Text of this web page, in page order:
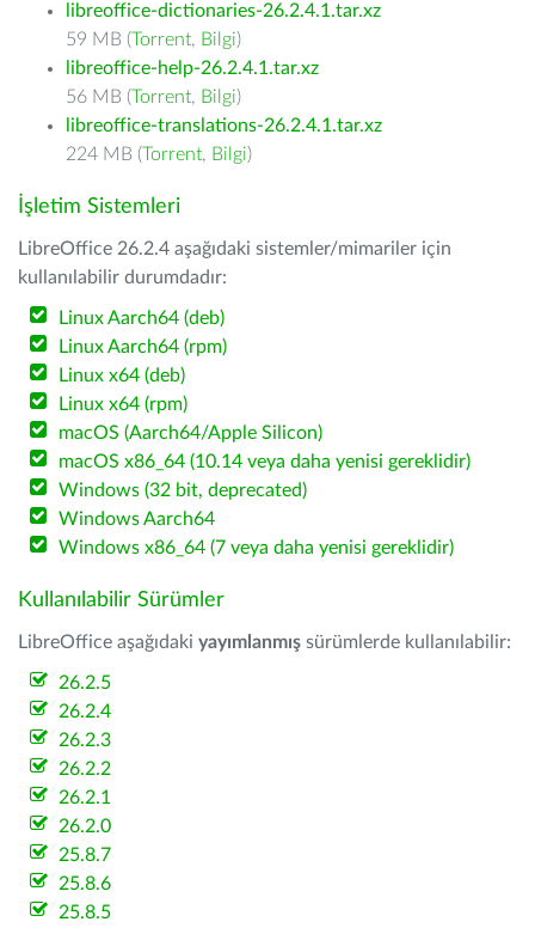
libreoffice-dictionaries-26.2.4.1.tar.xz
59 MB (Torrent, Bilgi)
libreoffice-help-26.2.4.1.tar.xz
56 MB (Torrent, Bilgi)
libreoffice-translations-26.2.4.1.tar.xz
224 MB (Torrent, Bilgi)
İşletim Sistemleri
LibreOffice 26.2.4 aşağıdaki sistemler/mimariler için
kullanılabilir durumdadır:
Linux Aarch64 (deb)
Linux Aarch64 (rpm)
Linux x64 (deb)
Linux x64 (rpm)
macOS (Aarch64/Apple Silicon)
macOS x86_64 (10.14 veya daha yenisi gereklidir)
Windows (32 bit, deprecated)
Windows Aarch64
Windows x86_64 (7 veya daha yenisi gereklidir)
Kullanılabilir Sürümler
LibreOffice aşağıdaki yayımlanmış sürümlerde kullanılabilir:
26.2.5
26.2.4
26.2.3
26.2.2
26.2.1
26.2.0
25.8.7
25.8.6
25.8.5